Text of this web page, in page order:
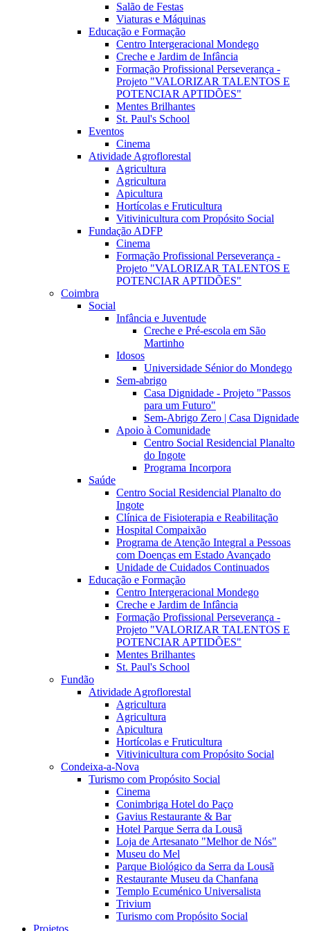
Salão de Festas
Viaturas e Máquinas
Educação e Formação
Centro Intergeracional Mondego
Creche e Jardim de Infância
Formação Profissional Perseverança -
Projeto "VALORIZAR TALENTOS E
POTENCIAR APTIDÕES"
Mentes Brilhantes
St. Paul's School
Eventos
Cinema
Atividade Agroflorestal
Agricultura
Agricultura
Apicultura
Hortícolas e Fruticultura
Vitivinicultura com Propósito Social
Fundação ADFP
Cinema
Formação Profissional Perseverança -
Projeto "VALORIZAR TALENTOS E
POTENCIAR APTIDÕES"
Coimbra
Social
Infância e Juventude
Creche e Pré-escola em São
Martinho
Idosos
Universidade Sénior do Mondego
Sem-abrigo
Casa Dignidade - Projeto "Passos
para um Futuro"
Sem-Abrigo Zero | Casa Dignidade
Apoio à Comunidade
Centro Social Residencial Planalto
do Ingote
Programa Incorpora
Saúde
Centro Social Residencial Planalto do
Ingote
Clínica de Fisioterapia e Reabilitação
Hospital Compaixão
Programa de Atenção Integral a Pessoas
com Doenças em Estado Avançado
Unidade de Cuidados Continuados
Educação e Formação
Centro Intergeracional Mondego
Creche e Jardim de Infância
Formação Profissional Perseverança -
Projeto "VALORIZAR TALENTOS E
POTENCIAR APTIDÕES"
Mentes Brilhantes
St. Paul's School
Fundão
Atividade Agroflorestal
Agricultura
Agricultura
Apicultura
Hortícolas e Fruticultura
Vitivinicultura com Propósito Social
Condeixa-a-Nova
Turismo com Propósito Social
Cinema
Conimbriga Hotel do Paço
Gavius Restaurante & Bar
Hotel Parque Serra da Lousã
Loja de Artesanato "Melhor de Nós"
Museu do Mel
Parque Biológico da Serra da Lousã
Restaurante Museu da Chanfana
Templo Ecuménico Universalista
Trivium
Turismo com Propósito Social